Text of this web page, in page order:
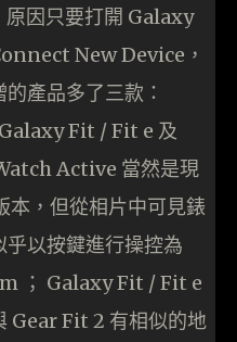
因只要打開 Galaxy
New Device，
產品多了三款：
Fit / Fit e 及
Active 當然是現
，但從相片中可見錶
以按鍵進行操控為
； Galaxy Fit / Fit e
Gear Fit 2 有相似的地